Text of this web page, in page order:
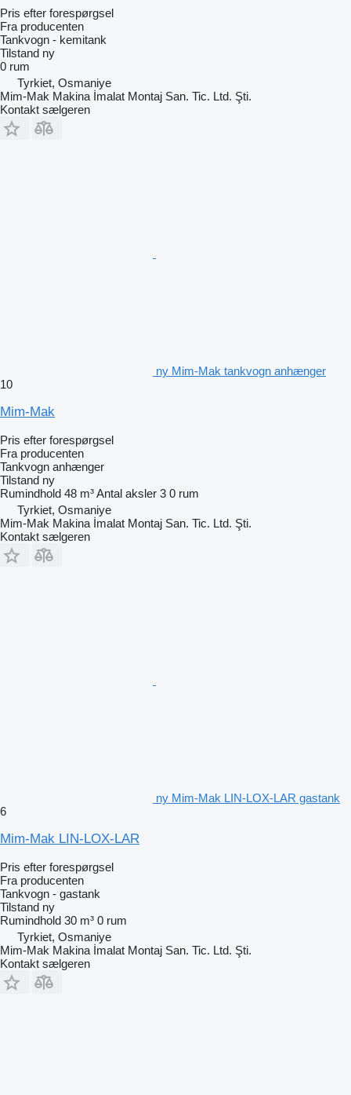
Pris efter forespørgsel
Fra producenten
Tankvogn - kemitank
Tilstand ny
0 rum
Tyrkiet, Osmaniye
Mim-Mak Makina İmalat Montaj San. Tic. Ltd. Şti.
Kontakt sælgeren
ny Mim-Mak tankvogn anhænger
10
Mim-Mak
Pris efter forespørgsel
Fra producenten
Tankvogn anhænger
Tilstand ny
Rumindhold 48 m³Antal aksler 3 0 rum
Tyrkiet, Osmaniye
Mim-Mak Makina İmalat Montaj San. Tic. Ltd. Şti.
Kontakt sælgeren
ny Mim-Mak LIN-LOX-LAR gastank
6
Mim-Mak LIN-LOX-LAR
Pris efter forespørgsel
Fra producenten
Tankvogn - gastank
Tilstand ny
Rumindhold 30 m³ 0 rum
Tyrkiet, Osmaniye
Mim-Mak Makina İmalat Montaj San. Tic. Ltd. Şti.
Kontakt sælgeren